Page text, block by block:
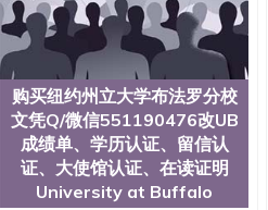
证QQ微信551190476办理国外毕
要交定金吗QQ微信551190476办
学士学位证书查询机构QQ微信
551190476海外文凭认证办理QQ
西州立大学”）成立于1857年，简
位于圣何塞市San Jose中心，占
高的就业率，全美名列前茅的毕
志评选为全美50强公立综合性大
所在世界上享有学术地位、声誉
代表。其计算机系与会计系更是
购买纽约州立大学布法罗分校
文凭Q/微信551190476改UB
成绩单、学历认证、留信认
证、大使馆认证、在读证明
University at Buffalo